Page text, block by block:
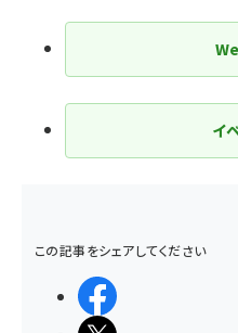
イ
この記事をシェアしてください